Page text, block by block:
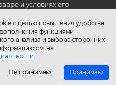
с целью повышения удобства
функциями
анализа и выбора сторонних
см. на
.
Не принимаю Принимаю
и условиях его